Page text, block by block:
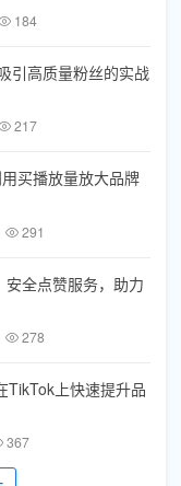
184
引高质量粉丝的实战
217
买播放量放大品牌
291
全点赞服务，助力
278
TikTok上快速提升品
367